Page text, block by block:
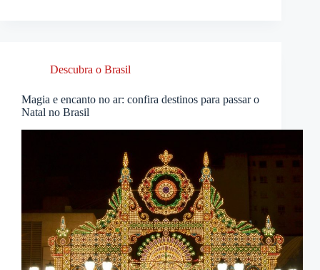
Descubra o Brasil
Magia e encanto no ar: confira destinos para passar o
Natal no Brasil